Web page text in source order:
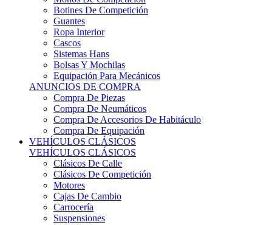
Botines De Competición
Guantes
Ropa Interior
Cascos
Sistemas Hans
Bolsas Y Mochilas
Equipación Para Mecánicos
ANUNCIOS DE COMPRA
Compra De Piezas
Compra De Neumáticos
Compra De Accesorios De Habitáculo
Compra De Equipación
VEHÍCULOS CLÁSICOS
VEHÍCULOS CLÁSICOS
Clásicos De Calle
Clásicos De Competición
Motores
Cajas De Cambio
Carrocería
Suspensiones